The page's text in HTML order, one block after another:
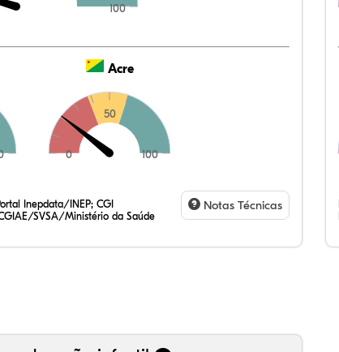
100
Acre
0
50
100
Inepdata/INEP; CGI
SVSA/Ministério da Saúde
Notas Técnicas